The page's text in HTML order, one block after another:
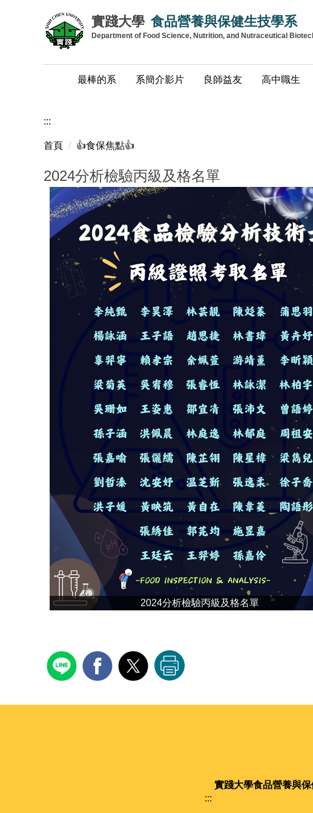
實踐大學 食品營養與保健生技學系
Department of Food Science, Nutrition, and Nutraceutical
最棒的系 系簡介影片 良師益友 高中職生
:::
首頁 👍️食保焦點👍️
2024分析檢驗丙級及格名單
2024分析檢驗丙級及格名單
:::
實踐大學食品營養與